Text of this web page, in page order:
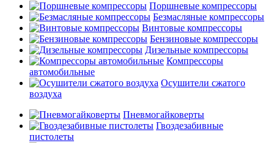
Поршневые компрессоры
Безмасляные компрессоры
Винтовые компрессоры
Бензиновые компрессоры
Дизельные компрессоры
Компрессоры
автомобильные
Осушители сжатого
воздуха
Пневмогайковерты
Гвоздезабивные
пистолеты